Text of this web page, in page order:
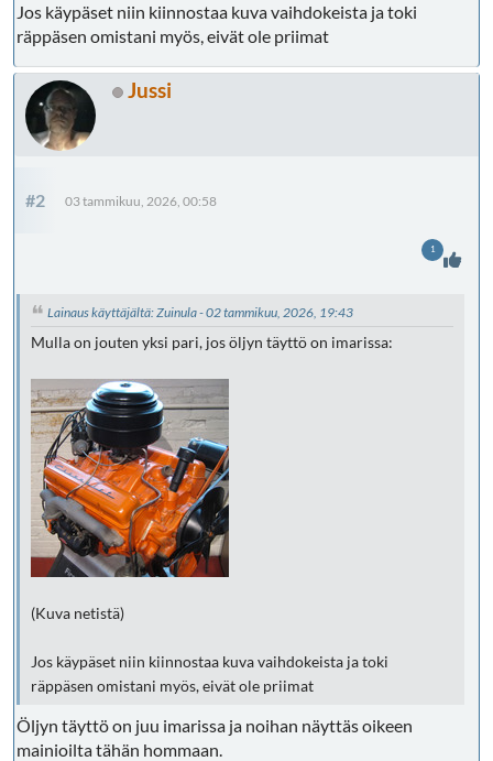
Jos käypäset niin kiinnostaa kuva vaihdokeista ja toki
räppäsen omistani myös, eivät ole priimat
Jussi
#2 03 tammikuu, 2026, 00:58
Lainaus käyttäjältä: Zuinula - 02 tammikuu, 2026, 19:43
Mulla on jouten yksi pari, jos öljyn täyttö on imarissa:
(Kuva netistä)
Jos käypäset niin kiinnostaa kuva vaihdokeista ja toki
räppäsen omistani myös, eivät ole priimat
Öljyn täyttö on juu imarissa ja noihan näyttäs oikeen
mainioilta tähän hommaan.
1